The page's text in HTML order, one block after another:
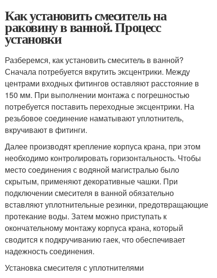
Как установить смеситель на
раковину в ванной. Процесс
установки
Разберемся, как установить смеситель в ванной?
Сначала потребуется вкрутить эксцентрики. Между
центрами входных фитингов оставляют расстояние в
150 мм. При выполнении монтажа с погрешностью
потребуется поставить переходные эксцентрики. На
резьбовое соединение наматывают уплотнитель,
вкручивают в фитинги.
Далее производят крепление корпуса крана, при этом
необходимо контролировать горизонтальность. Чтобы
место соединения с водяной магистралью было
скрытым, применяют декоративные чашки. При
подключении смесителя в ванной обязательно
вставляют уплотнительные резинки, предотвращающие
протекание воды. Затем можно приступать к
окончательному монтажу корпуса крана, который
сводится к подкручиванию гаек, что обеспечивает
надежность соединения.
Установка смесителя с уплотнителями